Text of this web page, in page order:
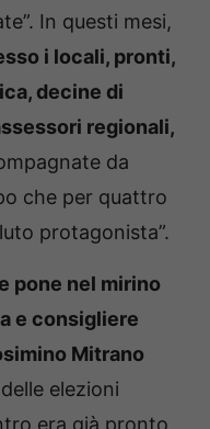
In questi mesi,
i locali, pronti,
decine di
regionali,
da
che per quattro
protagonista”.
pone nel mirino
e consigliere
Mitrano
elezioni